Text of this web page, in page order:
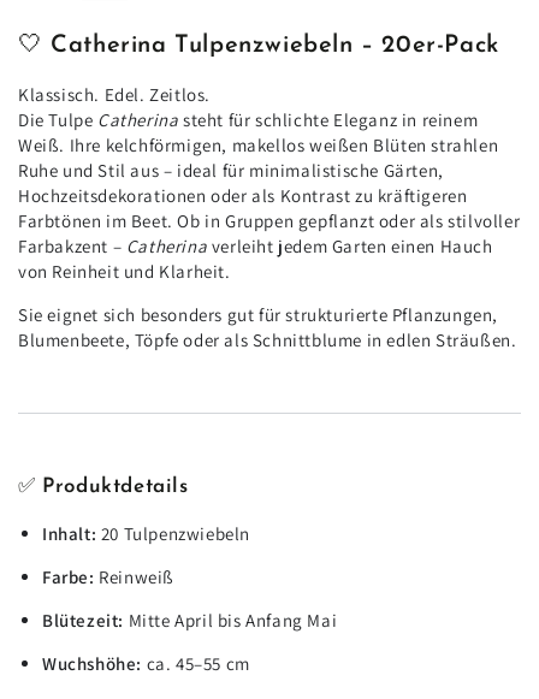
🤍 Catherina Tulpenzwiebeln – 20er-Pack
Klassisch. Edel. Zeitlos.
Die Tulpe Catherina steht für schlichte Eleganz in reinem
Weiß. Ihre kelchförmigen, makellos weißen Blüten strahlen
Ruhe und Stil aus – ideal für minimalistische Gärten,
Hochzeitsdekorationen oder als Kontrast zu kräftigeren
Farbtönen im Beet. Ob in Gruppen gepflanzt oder als stilvoller
Farbakzent – Catherina verleiht jedem Garten einen Hauch
von Reinheit und Klarheit.
Sie eignet sich besonders gut für strukturierte Pflanzungen,
Blumenbeete, Töpfe oder als Schnittblume in edlen Sträußen.
✅ Produktdetails
Inhalt: 20 Tulpenzwiebeln
Farbe: Reinweiß
Blütezeit: Mitte April bis Anfang Mai
Wuchshöhe: ca. 45–55 cm